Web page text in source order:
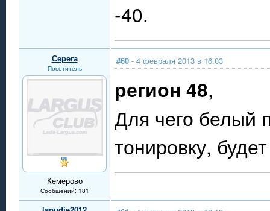
-40.
Серега
Посетитель
Кемерово
Сообщений: 181
#60 - 4 февраля 2013 в 16:03
регион 48,
Для чего белый
тонировку,